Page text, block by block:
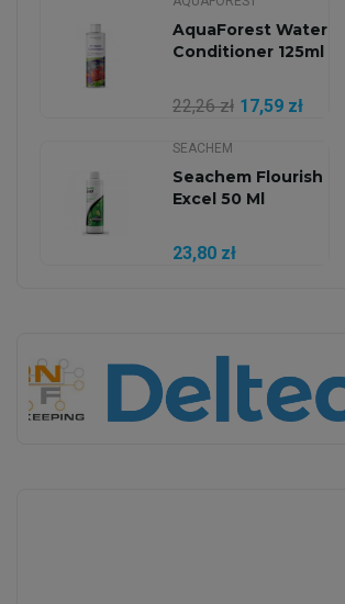
AquaForest Water
Conditioner 125ml
22,26 zł 17,59 zł
SEACHEM
Seachem Flourish
Excel 50 Ml
23,80 zł